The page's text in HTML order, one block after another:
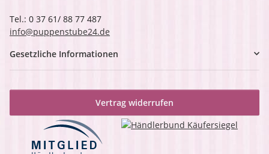
Tel.: 0 37 61/ 88 77 487
info@puppenstube24.de
Gesetzliche Informationen
Vertrag widerrufen